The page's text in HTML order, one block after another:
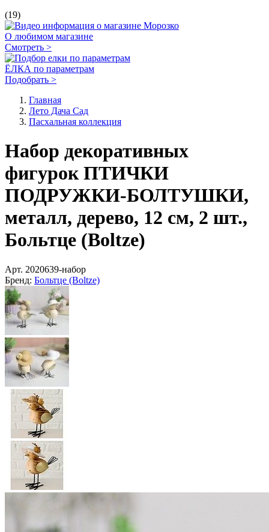
(19)
О любимом магазине
Смотреть >
ЁЛКА по параметрам
Подобрать >
Главная
Лето Дача Сад
Пасхальная коллекция
Набор декоративных
фигурок ПТИЧКИ
ПОДРУЖКИ-БОЛТУШКИ,
металл, дерево, 12 см, 2 шт.,
Больтце (Boltze)
Арт. 2020639-набор
Бренд: Больтце (Boltze)